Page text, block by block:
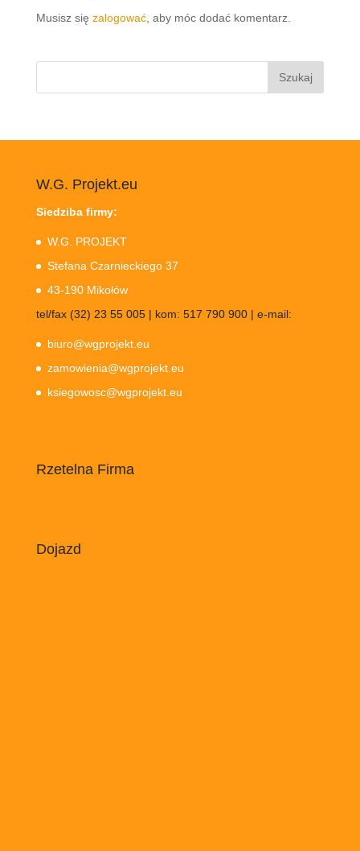
Musisz się zalogować, aby móc dodać komentarz.
W.G. Projekt.eu
Siedziba firmy:
W.G. PROJEKT
Stefana Czarnieckiego 37
43-190 Mikołów
tel/fax (32) 23 55 005 | kom: 517 790 900 | e-mail:
biuro@wgprojekt.eu
zamowienia@wgprojekt.eu
ksiegowosc@wgprojekt.eu
Rzetelna Firma
Dojazd